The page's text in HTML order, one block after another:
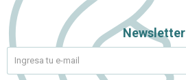
Newsletter